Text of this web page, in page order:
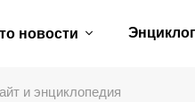
новости
и энциклопедия